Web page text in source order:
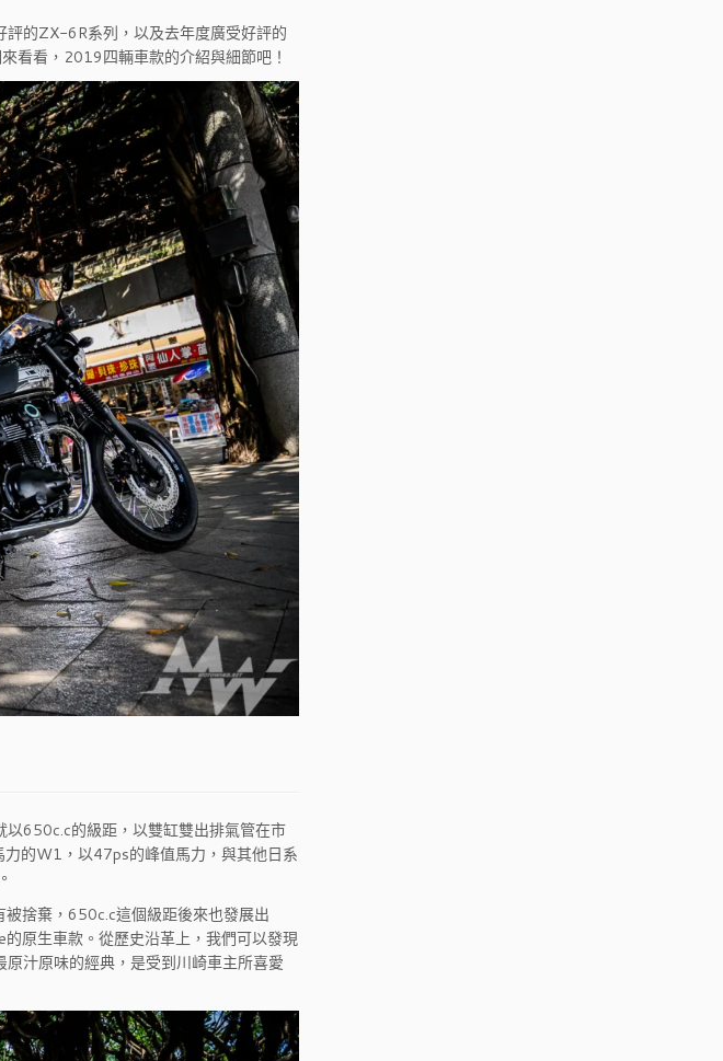
的ZX-6R系列，以及去年度廣受好評的
看看，2019四輛車款的介紹與細節吧！
650c.c的級距，以雙缸雙出排氣管在市
的W1，以47ps的峰值馬力，與其他日系
捨棄，650c.c這個級距後來也發展出
原生車款。從歷史沿革上，我們可以發現
汁原味的經典，是受到川崎車主所喜愛